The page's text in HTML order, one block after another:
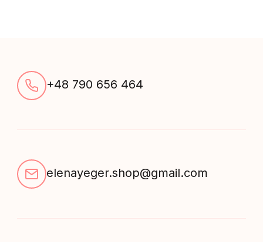
+48 790 656 464
elenayeger.shop@gmail.com